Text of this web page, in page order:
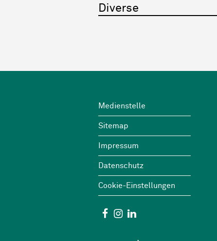
Diverse
Wichtige Links
Medienstelle
Sitemap
Impressum
Datenschutz
Cookie-Einstellungen
Social Media
FacebookInstagram